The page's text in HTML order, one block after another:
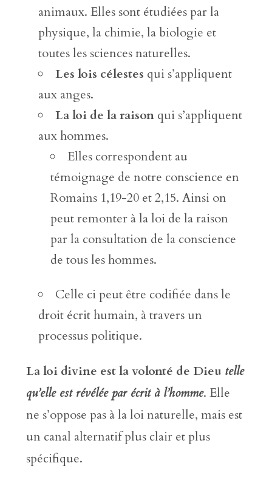
animaux. Elles sont étudiées par la
physique, la chimie, la biologie et
toutes les sciences naturelles.
Les lois célestes qui s’appliquent
aux anges.
La loi de la raisonqui s’appliquent
aux hommes.
Elles correspondent au
témoignage de notre conscience en
Romains 1,19-20 et 2,15. Ainsi on
peut remonter à la loi de la raison
par la consultation de la conscience
de tous les hommes.
Celle ci peut être codifiée dans le
droit écrit humain, à travers un
processus politique.
La loi divine est la volonté de Dieu telle
qu’elle est révélée par écrit à l’homme. Elle
ne s’oppose pas à la loi naturelle, mais est
un canal alternatif plus clair et plus
spécifique.